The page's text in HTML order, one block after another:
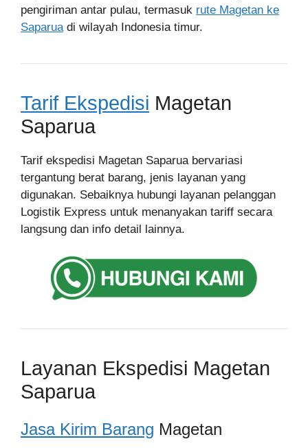
pengiriman antar pulau, termasuk rute Magetan ke
Saparuadi wilayah Indonesia timur.
Tarif Ekspedisi Magetan
Saparua
Tarif ekspedisi Magetan Saparua bervariasi
tergantung berat barang, jenis layanan yang
digunakan. Sebaiknya hubungi layanan pelanggan
Logistik Express untuk menanyakan tariff secara
langsung dan info detail lainnya.
Layanan Ekspedisi Magetan
Saparua
Jasa Kirim Barang Magetan